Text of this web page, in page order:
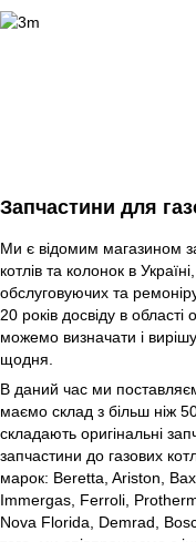
Запчастини для
Ми є відомим магазином
котлів та колонок в
обслуговуючих та
20 років досвіду в
можемо визначати і
щодня.
В даний час ми
маємо склад з більш ніж
складають оригінальні
запчастини до газових
марок: Beretta, Ariston,
Immergas, Ferroli,
Nova Florida, Demrad,